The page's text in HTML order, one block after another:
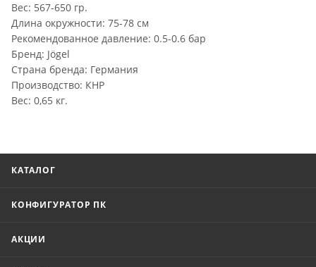
Вес: 567-650 гр.
Длина окружности: 75-78 см
Рекомендованное давление: 0.5-0.6 бар
Бренд: Jögel
Страна бренда: Германия
Производство: КНР
Вес: 0,65 кг.
КАТАЛОГ
КОНФИГУРАТОР ПК
АКЦИИ